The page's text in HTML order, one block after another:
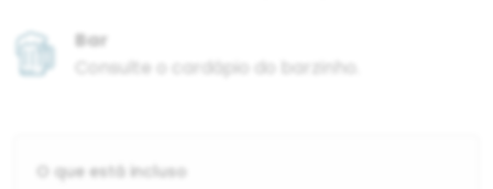
Bar
Consulte o cardápio do barzinho.
O que está incluso